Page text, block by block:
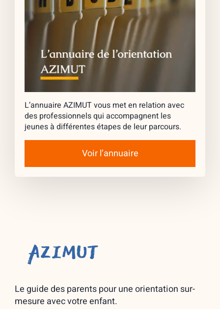
L’annuaire AZIMUT vous met en relation avec
des professionnels qui accompagnent les
jeunes à différentes étapes de leur parcours.
Voir l’annuaire
Le guide des parents pour une orientation sur-
mesure avec votre enfant.